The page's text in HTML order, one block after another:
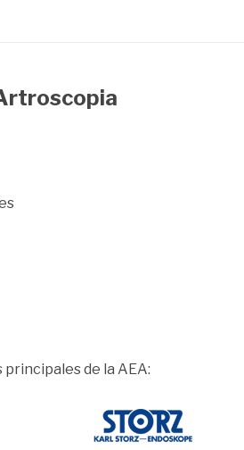
de la AEA: